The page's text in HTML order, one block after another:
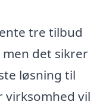
tre tilbud
det sikrer
løsning til
virksomhed vil